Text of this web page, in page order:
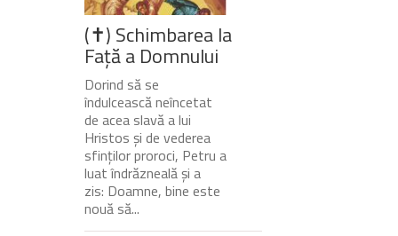
(✝) Schimbarea la
Față a Domnului
Dorind să se
îndulcească neîncetat
de acea slavă a lui
Hristos și de vederea
sfinților proroci, Petru a
luat îndrăzneală și a
zis: Doamne, bine este
nouă să...